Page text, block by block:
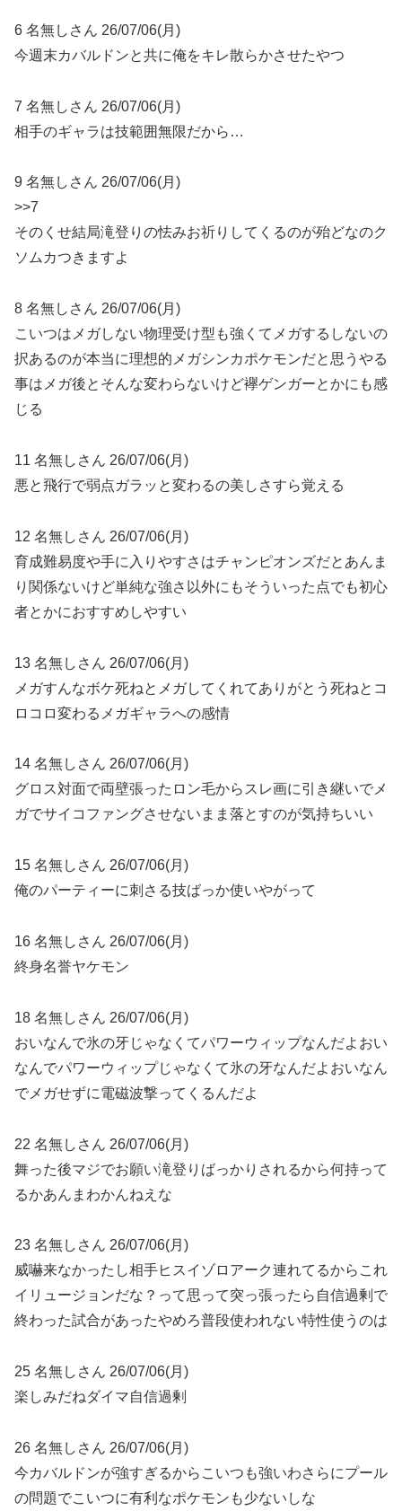
6 名無しさん 26/07/06(月)
今週末カバルドンと共に俺をキレ散らかさせたやつ
7 名無しさん 26/07/06(月)
相手のギャラは技範囲無限だから…
9 名無しさん 26/07/06(月)
>>7
そのくせ結局滝登りの怯みお祈りしてくるのが殆どなのク
ソムカつきますよ
8 名無しさん 26/07/06(月)
こいつはメガしない物理受け型も強くてメガするしないの
択あるのが本当に理想的メガシンカポケモンだと思うやる
事はメガ後とそんな変わらないけど襷ゲンガーとかにも感
じる
11 名無しさん 26/07/06(月)
悪と飛行で弱点ガラッと変わるの美しさすら覚える
12 名無しさん 26/07/06(月)
育成難易度や手に入りやすさはチャンピオンズだとあんま
り関係ないけど単純な強さ以外にもそういった点でも初心
者とかにおすすめしやすい
13 名無しさん 26/07/06(月)
メガすんなボケ死ねとメガしてくれてありがとう死ねとコ
ロコロ変わるメガギャラへの感情
14 名無しさん 26/07/06(月)
グロス対面で両壁張ったロン毛からスレ画に引き継いでメ
ガでサイコファングさせないまま落とすのが気持ちいい
15 名無しさん 26/07/06(月)
俺のパーティーに刺さる技ばっか使いやがって
16 名無しさん 26/07/06(月)
終身名誉ヤケモン
18 名無しさん 26/07/06(月)
おいなんで氷の牙じゃなくてパワーウィップなんだよおい
なんでパワーウィップじゃなくて氷の牙なんだよおいなん
でメガせずに電磁波撃ってくるんだよ
22 名無しさん 26/07/06(月)
舞った後マジでお願い滝登りばっかりされるから何持って
るかあんまわかんねえな
23 名無しさん 26/07/06(月)
威嚇来なかったし相手ヒスイゾロアーク連れてるからこれ
イリュージョンだな？って思って突っ張ったら自信過剰で
終わった試合があったやめろ普段使われない特性使うのは
25 名無しさん 26/07/06(月)
楽しみだねダイマ自信過剰
26 名無しさん 26/07/06(月)
今カバルドンが強すぎるからこいつも強いわさらにプール
の問題でこいつに有利なポケモンも少ないしな